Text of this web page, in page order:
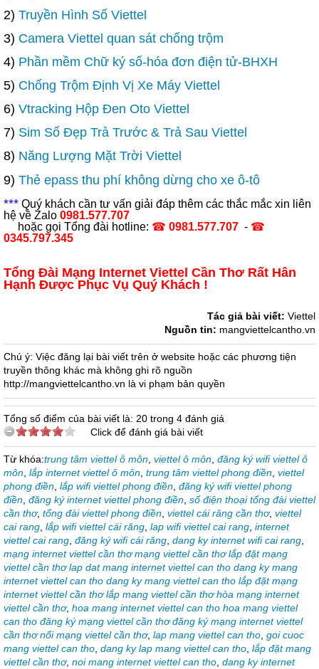
2) Truyền Hình Số Viettel
3) Camera Viettel quan sát chống trộm
4) Phần mềm Chữ ký số-hóa đơn điện tử-BHXH
5) Chống Trộm Định Vị Xe Máy Viettel
6) Vtracking Hộp Đen Oto Viettel
7) Sim Số Đẹp Trả Trước & Trả Sau Viettel
8) Năng Lượng Mặt Trời Viettel
9) Thẻ epass thu phí không dừng cho xe ô-tô
*** Quý khách cần tư vấn giải đáp thêm các thắc mắc xin liên
hệ về Zalo 0981.577.707
hoặc gọi Tổng đài hotline: ☎ 0981.577.707 - ☎
0345.797.345
Tổng Đài Mạng Internet Viettel Cần Thơ Rất Hân
Hạnh Được Phục Vụ Quý Khách !
Tác giả bài viết: Viettel
Nguồn tin: mangviettelcantho.vn
Chú ý: Việc đăng lại bài viết trên ở website hoặc các phương tiện
truyền thông khác mà không ghi rõ nguồn
http://mangviettelcantho.vn là vi phạm bản quyền
Tổng số điểm của bài viết là: 20 trong 4 đánh giá
Click để đánh giá bài viết
Từ khóa:trung tâm viettel ô môn viettel ô môn đăng ký wifi viettel ô
môn lắp internet viettel ô môn trung tâm viettel phong điền viettel
phong điền lắp wifi viettel phong điền đăng ký wifi viettel phong
điền đăng ký internet viettel phong điền số điện thoại tổng đài viettel
cần thơ, tổng đài viettel phong điền viettel cái răng cần thơ, viettel
cai rang lắp wifi viettel cái răng lap wifi viettel cai rang internet
viettel cai rang đăng ký wifi cái răng dang ky internet wifi cai rang
mạng internet viettel cần thơ mạng viettel cần thơ lắp đặt mạng
viettel cần thơ lap dat mang internet viettel can tho dang ky mang
internet viettel can tho dang ky mang viettel can tho lắp đặt mạng
internet viettel cần thơ lắp mang viettel cần thơ hòa mạng internet
viettel cần thơ, hoa mang internet viettel can tho hoa mang viettel
can tho đăng ký mạng viettel cần thơ đăng ký mạng internet viettel
cần thơ nối mạng viettel cần thơ, lap mang viettel can tho goi cuoc
mang viettel can tho dang ky lap mang viettel can tho lắp đặt mang
viettel cần thơ, noi mang internet viettel can tho dang ky internet